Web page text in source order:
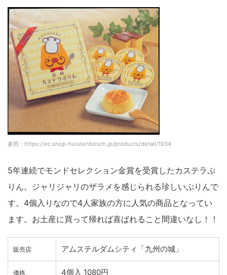
参照：https://ec.shop-huistenbosch.jp/products/detail/1934
5年連続でモンドセレクション金賞を受賞したカステラぷ
りん。ジャリジャリのザラメを感じられる珍しいぷりんで
す。4個入りなので4人家族の方に人気の商品となってい
ます。お土産に買って帰れば喜ばれること間違いなし！！
販売店 アムステルダムシティ「九州の城」
価格 4個入 1080円